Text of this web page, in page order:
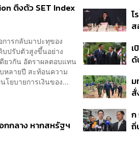
ตึงตัว SET Index
ารกลับมาปะทุของ
บปรับตัวสูงขึ้นอย่าง
ยวกัน อัตราผลตอบแทน
หลายปี สะท้อนความ
โยบายการเงินของ...
กกลาง หากสหรัฐฯ
โ
ส
อ
ตั
เ
ดั
ช
ท
ม
ช
ก
ถิ่